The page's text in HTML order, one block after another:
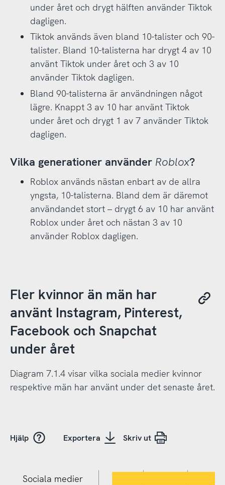
under året och drygt hälften använder Tiktok
dagligen.
Tiktok används även bland 10-talister och 90-
talister. Bland 10-talisterna har drygt 4 av 10
använt Tiktok under året och 3 av 10
använder Tiktok dagligen.
Bland 90-talisterna är användningen något
lägre. Knappt 3 av 10 har använt Tiktok
under året och drygt 1 av 7 använder Tiktok
dagligen.
Vilka generationer använder Roblox?
Roblox används nästan enbart av de allra
yngsta, 10-talisterna. Bland dem är däremot
användandet stort – drygt 6 av 10 har använt
Roblox under året och nästan 3 av 10
använder Roblox dagligen.
Fler kvinnor än män har
använt Instagram, Pinterest,
Facebook och Snapchat
under året
Diagram 7.1.4 visar vilka sociala medier kvinnor
respektive män har använt under det senaste året.
Hjälp Exportera Skriv ut
Sociala medier